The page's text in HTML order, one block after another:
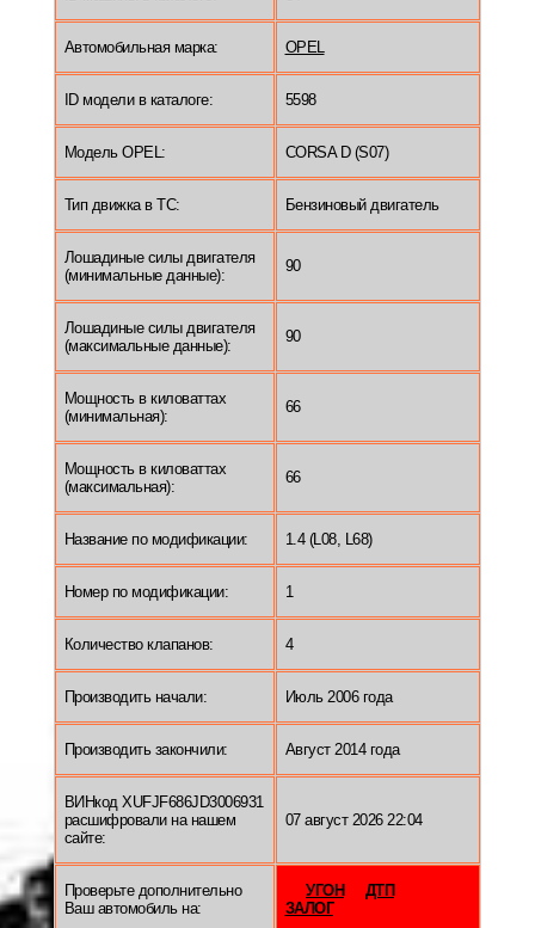
Автомобильная марка: OPEL
ID модели в каталоге: 5598
Модель OPEL: CORSA D (S07)
Тип движка в ТС: Бензиновый двигатель
Лошадиные силы двигателя
(минимальные данные):
90
Лошадиные силы двигателя
(максимальные данные):
90
Мощность в киловаттах
(минимальная):
66
Мощность в киловаттах
(максимальная):
66
Название по модификации: 1.4 (L08, L68)
Номер по модификации: 1
Количество клапанов: 4
Производить начали: Июль 2006 года
Производить закончили: Август 2014 года
ВИНкод XUFJF686JD3006931
расшифровали на нашем
сайте:
07 август 2026 22:04
Проверьте дополнительно
Ваш автомобиль на:
УГОН
ДТП
ЗАЛОГ